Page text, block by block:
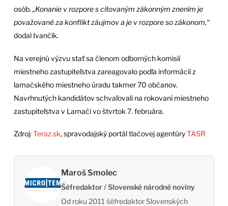
osôb. „Konanie v rozpore s citovaným zákonným znením je
považované za konflikt záujmov a je v rozpore so zákonom,“
dodal Ivančík.
Na verejnú výzvu stať sa členom odborných komisií
miestneho zastupiteľstva zareagovalo podľa informácií z
lamačského miestneho úradu takmer 70 občanov.
Navrhnutých kandidátov schvaľovali na rokovaní miestneho
zastupiteľstva v Lamači vo štvrtok 7. februára.
Zdroj:Teraz.sk, spravodajský portál tlačovej agentúryTASR
Maroš Smolec
Šéfredaktor / Slovenské národné noviny
Od roku 2011 šéfredaktor Slovenských